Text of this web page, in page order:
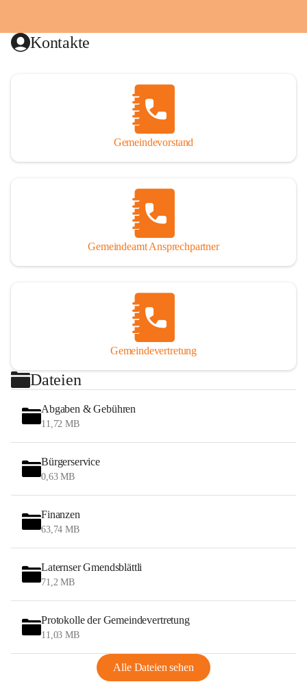
Kontakte
Gemeindevorstand
Gemeindeamt Ansprechpartner
Gemeindevertretung
Dateien
Abgaben & Gebühren
11,72 MB
Bürgerservice
0,63 MB
Finanzen
63,74 MB
Laternser Gmendsblättli
71,2 MB
Protokolle der Gemeindevertretung
11,03 MB
Alle Dateien sehen